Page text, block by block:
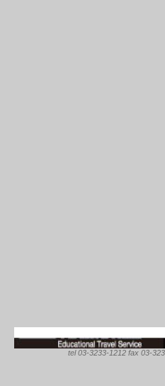
tel 03-3233-1212 fax 03-